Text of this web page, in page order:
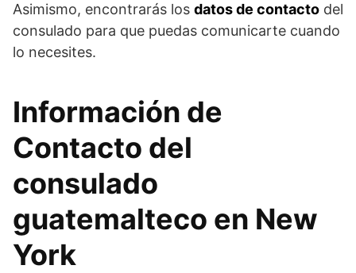
Asimismo, encontrarás los datos de contacto del
consulado para que puedas comunicarte cuando
lo necesites.
Información de
Contacto del
consulado
guatemalteco en New
York